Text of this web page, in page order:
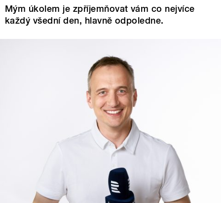
Mým úkolem je zpříjemňovat vám co nejvíce
každý všední den, hlavně odpoledne.